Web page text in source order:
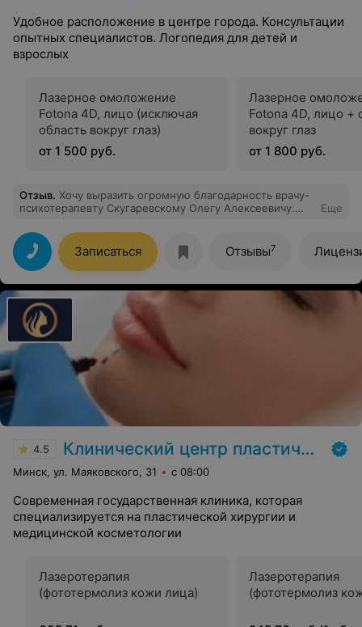
Удобное расположение в центре города. Консультации
опытных специалистов. Логопедия для детей и
взрослых
Лазерное омоложение
Fotona 4D, лицо (исключая
область вокруг глаз)
от 1 500 руб.
Лазерное
Fotona 4D, лицо +
вокруг глаз
от 1 800 руб.
Отзыв. Хочу выразить огромную благодарность врачу-
психотерапевту Скугаревскому Олегу Алексеевичу.
объяснил и назначил лечение. Благодаря его
рекомендациям я быстро пошла на поправку. Спасибо
за ваш труд и заботливое отношение к пациентам!
Еще
Записаться Отзывы7
4.5 Клинический центр пластической хирургии и медицинской косметологии
Минск, ул. Маяковского, 31 с 08:00
Современная государственная клиника, которая
специализируется на пластической хирургии и
медицинской косметологии
Лазеротерапия
(фототермолиз кожи лица)
Лазеротерапия
(фототермолиз